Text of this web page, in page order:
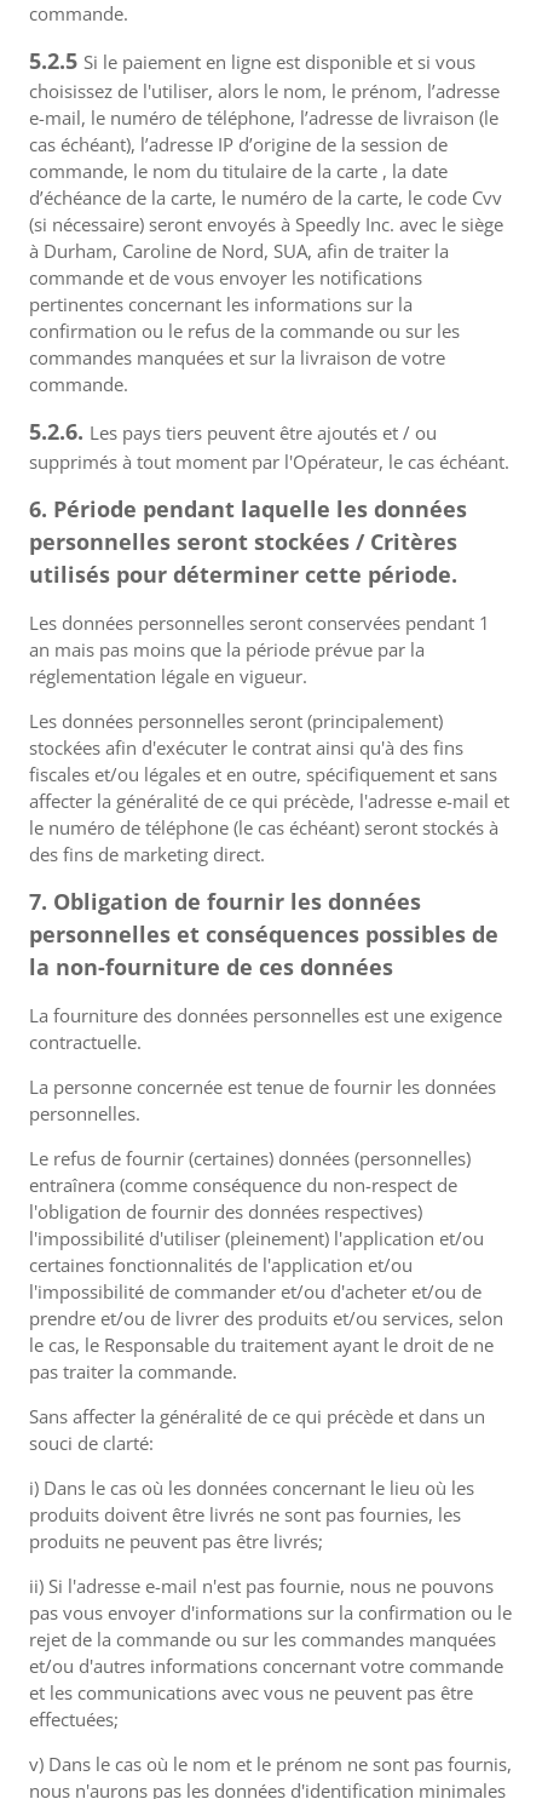
commande.
5.2.5 Si le paiement en ligne est disponible et si vous
choisissez de l'utiliser, alors le nom, le prénom, l’adresse
e-mail, le numéro de téléphone, l’adresse de livraison (le
cas échéant), l’adresse IP d’origine de la session de
commande, le nom du titulaire de la carte , la date
d’échéance de la carte, le numéro de la carte, le code Cvv
(si nécessaire) seront envoyés à Speedly Inc. avec le siège
à Durham, Caroline de Nord, SUA, afin de traiter la
commande et de vous envoyer les notifications
pertinentes concernant les informations sur la
confirmation ou le refus de la commande ou sur les
commandes manquées et sur la livraison de votre
commande.
5.2.6. Les pays tiers peuvent être ajoutés et / ou
supprimés à tout moment par l'Opérateur, le cas échéant.
6. Période pendant laquelle les données
personnelles seront stockées / Critères
utilisés pour déterminer cette période.
Les données personnelles seront conservées pendant 1
an mais pas moins que la période prévue par la
réglementation légale en vigueur.
Les données personnelles seront (principalement)
stockées afin d'exécuter le contrat ainsi qu'à des fins
fiscales et/ou légales et en outre, spécifiquement et sans
affecter la généralité de ce qui précède, l'adresse e-mail et
le numéro de téléphone (le cas échéant) seront stockés à
des fins de marketing direct.
7. Obligation de fournir les données
personnelles et conséquences possibles de
la non-fourniture de ces données
La fourniture des données personnelles est une exigence
contractuelle.
La personne concernée est tenue de fournir les données
personnelles.
Le refus de fournir (certaines) données (personnelles)
entraînera (comme conséquence du non-respect de
l'obligation de fournir des données respectives)
l'impossibilité d'utiliser (pleinement) l'application et/ou
certaines fonctionnalités de l'application et/ou
l'impossibilité de commander et/ou d'acheter et/ou de
prendre et/ou de livrer des produits et/ou services, selon
le cas, le Responsable du traitement ayant le droit de ne
pas traiter la commande.
Sans affecter la généralité de ce qui précède et dans un
souci de clarté:
i) Dans le cas où les données concernant le lieu où les
produits doivent être livrés ne sont pas fournies, les
produits ne peuvent pas être livrés;
ii) Si l'adresse e-mail n'est pas fournie, nous ne pouvons
pas vous envoyer d'informations sur la confirmation ou le
rejet de la commande ou sur les commandes manquées
et/ou d'autres informations concernant votre commande
et les communications avec vous ne peuvent pas être
effectuées;
v) Dans le cas où le nom et le prénom ne sont pas fournis,
nous n'aurons pas les données d'identification minimales